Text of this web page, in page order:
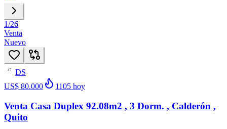
1/26
Venta
Nuevo
47
DS
US$ 80.000
1105 hoy
Venta Casa Duplex 92.08m2 , 3 Dorm. , Calderón ,
Quito